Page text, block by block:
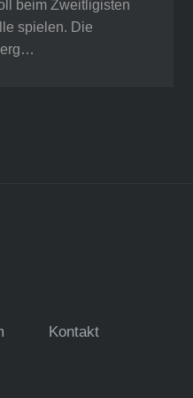
beim Zweitligisten
spielen. Die
Kontakt